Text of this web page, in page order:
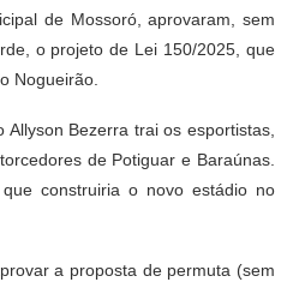
de Mossoró, aprovaram, sem
o projeto de Lei 150/2025, que
Nogueirão.
Bezerra trai os esportistas,
de Potiguar e Baraúnas.
construiria o novo estádio no
a proposta de permuta (sem